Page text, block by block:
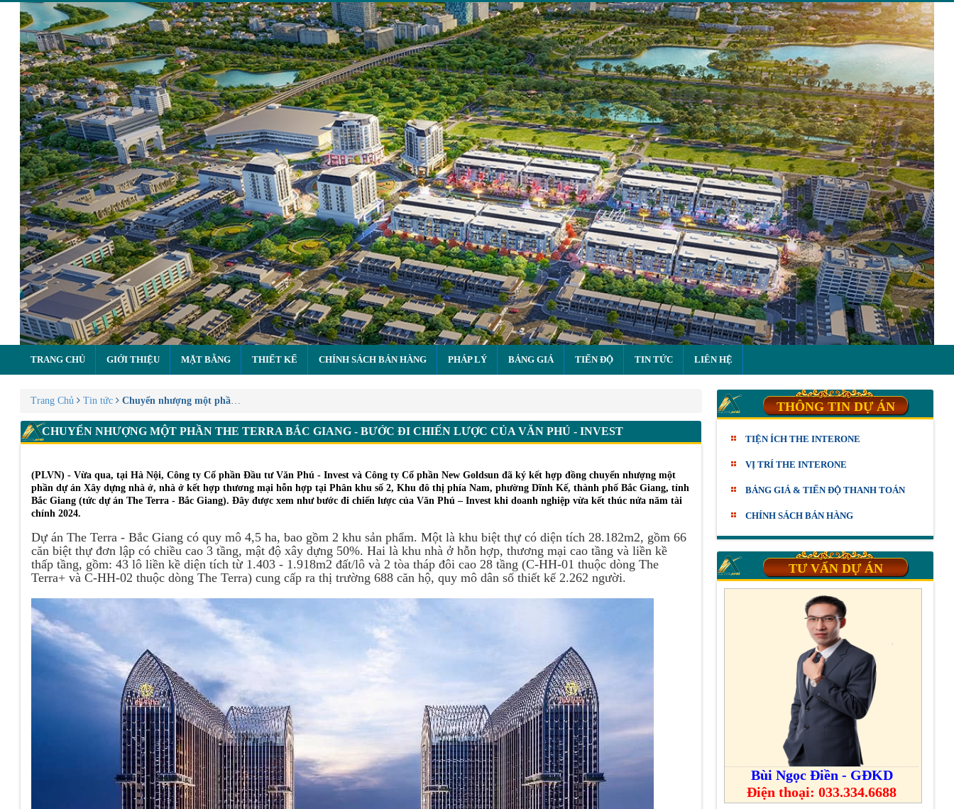
TRANG CHỦ GIỚI THIỆU MẶT BẰNG THIẾT KẾ CHÍNH SÁCH BÁN HÀNG PHÁP LÝ BẢNG GIÁ TIẾN ĐỘ TIN TỨC LIÊN HỆ
Trang Chủ Tin tức Chuyển nhượng một phần The Terra Bắc Giang - Bước đi chiến lược của Văn Phú - Invest
CHUYỂN NHƯỢNG MỘT PHẦN THE TERRA BẮC GIANG - BƯỚC ĐI CHIẾN LƯỢC CỦA VĂN PHÚ - INVEST
(PLVN) - Vừa qua, tại Hà Nội, Công ty Cổ phần Đầu tư Văn Phú - Invest và Công ty Cổ phần New Goldsun đã ký kết hợp đồng chuyển nhượng một
phần dự án Xây dựng nhà ở, nhà ở kết hợp thương mại hỗn hợp tại Phân khu số 2, Khu đô thị phía Nam, phường Dĩnh Kế, thành phố Bắc Giang, tỉnh
Bắc Giang (tức dự án The Terra - Bắc Giang). Đây được xem như bước đi chiến lược của Văn Phú – Invest khi doanh nghiệp vừa kết thúc nửa năm tài
chính 2024.
Dự án The Terra - Bắc Giang có quy mô 4,5 ha, bao gồm 2 khu sản phẩm. Một là khu biệt thự có diện tích 28.182m2, gồm 66
căn biệt thự đơn lập có chiều cao 3 tầng, mật độ xây dựng 50%. Hai là khu nhà ở hỗn hợp, thương mại cao tầng và liền kề
thấp tầng, gồm: 43 lô liền kề diện tích từ 1.403 - 1.918m2 đất/lô và 2 tòa tháp đôi cao 28 tầng (C-HH-01 thuộc dòng The
Terra+ và C-HH-02 thuộc dòng The Terra) cung cấp ra thị trường 688 căn hộ, quy mô dân số thiết kế 2.262 người.
THÔNG TIN DỰ ÁN
TIỆN ÍCH THE INTERONE
VỊ TRÍ THE INTERONE
BẢNG GIÁ & TIẾN ĐỘ THANH TOÁN
CHÍNH SÁCH BÁN HÀNG
TƯ VẤN DỰ ÁN
Bùi Ngọc Điền - GĐKD
Điện thoại: 033.334.6688